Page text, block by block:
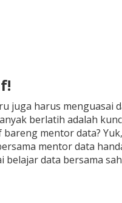
juga harus menguasai
berlatih adalah
mentor data?
mentor data
data bersama